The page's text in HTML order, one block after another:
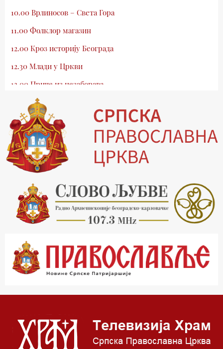
10.00 Врлиносов – Света Гора
11.00 Фолклор магазин
12.00 Кроз историју Београда
12.30 Млади у Цркви
13.00 Приче из незаборава
13.30 Храм културе
14.00 Питања и одговори
15.03 Беседа Патријарха Порфирија
15.15 Молитве
15.30 Манастири на Косову и Метохији
16.03 Српска историјска читанка
16.30 Тврђаве Дунава
17.03 Бит – емисија Ненада Гугла
17.30 Приче из незаборава
18.03 Врлинослов
20.15 Реч архијереја